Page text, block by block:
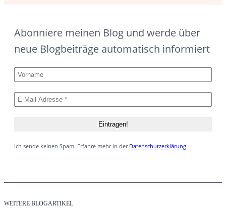
Abonniere meinen Blog und werde über
neue Blogbeiträge automatisch informiert
Ich sende keinen Spam. Erfahre mehr in der Datenschutzerklärung.
WEITERE BLOGARTIKEL